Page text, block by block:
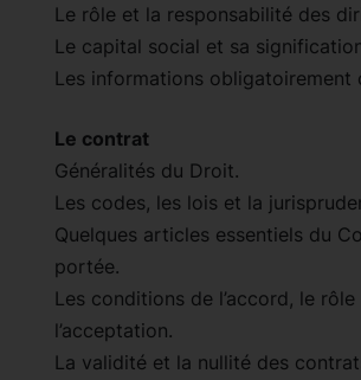
Le rôle et la responsabilité des
Le capital social et sa
Les informations obligatoirement
Le contrat
Généralités du Droit.
Les codes, les lois et la
Quelques articles essentiels du
portée.
Les conditions de l’accord, le
l’acceptation.
La validité et la nullité des